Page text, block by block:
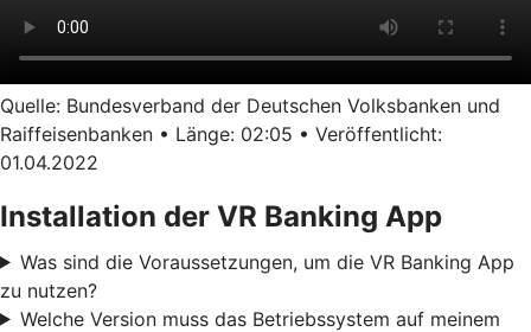
Quelle: Bundesverband der Deutschen Volksbanken und
Raiffeisenbanken • Länge: 02:05 • Veröffentlicht:
01.04.2022
Installation der VR Banking App
Was sind die Voraussetzungen, um die VR Banking App
zu nutzen?
Welche Version muss das Betriebssystem auf meinem